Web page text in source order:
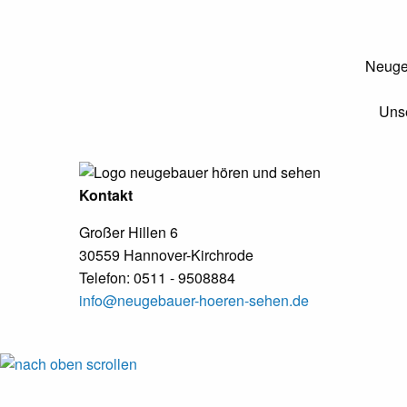
Kontakt
Großer Hillen 6
30559 Hannover-Kirchrode
Telefon: 0511 - 9508884
info@neugebauer-hoeren-sehen.de